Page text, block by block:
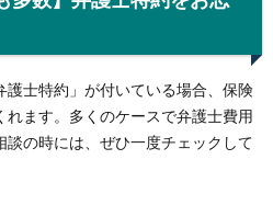
護士特約」が付いている場合、保険
ます。多くのケースで弁護士費用
の時には、ぜひ一度チェックして